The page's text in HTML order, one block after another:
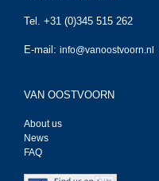
Tel. +31 (0)345 515 262
E-mail: info@vanoostvoorn.nl
VAN OOSTVOORN
About us
News
FAQ